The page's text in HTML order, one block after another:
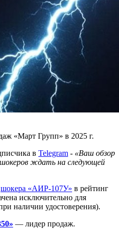
«Март Групп» в 2025 г.
в Telegram - «Ваш обзор
ждать на следующей
шокера «АИР-107У» в рейтинг
исключительно для
наличии удостоверения).
— лидер продаж.